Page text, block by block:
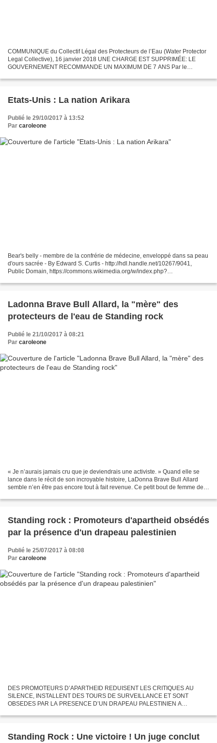
COMMUNIQUE du Collectif Légal des Protecteurs de l’Eau (Water Protector
Legal Collective), 16 janvier 2018 UNE CHARGE EST SUPPRIMÉE: LE
GOUVERNEMENT RECOMMANDE UN MAXIMUM DE 7 ANS Par le
Etats-Unis : La nation Arikara
Publié le 29/10/2017 à 13:52
Par caroleone
Bear's belly - membre de la confrérie de médecine, enveloppé dans sa peau
d'ours sacrée - By Edward S. Curtis - http://hdl.handle.net/10267/9041,
Public Domain, https://commons.wikimedia.org/w/index.php?
Ladonna Brave Bull Allard, la "mère" des
protecteurs de l'eau de Standing rock
Publié le 21/10/2017 à 08:21
Par caroleone
« Je n’aurais jamais cru que je deviendrais une activiste. » Quand elle se
lance dans le récit de son incroyable histoire, LaDonna Brave Bull Allard
semble n’en être pas encore tout à fait revenue. Ce petit bout de femme de
Standing rock : Promoteurs d'apartheid obsédés
par la présence d'un drapeau palestinien
Publié le 25/07/2017 à 08:08
Par caroleone
DES PROMOTEURS D’APARTHEID REDUISENT LES CRITIQUES AU
SILENCE, INSTALLENT DES TOURS DE SURVEILLANCE ET SONT
OBSEDES PAR LA PRESENCE D’UN DRAPEAU PALESTINIEN A
2017Traduction Christine Prat Quarante-trois...
Standing Rock : Une victoire ! Un juge conclut